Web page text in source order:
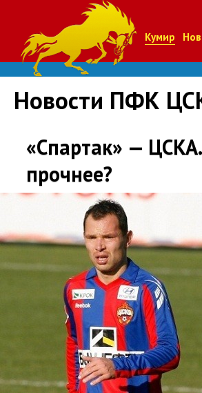
Кумир
Новости ПФК
«Спартак» —
прочнее?